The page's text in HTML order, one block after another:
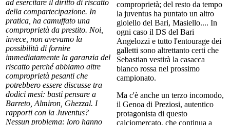
ad esercitare il diritto di riscatto
della compartecipazione. In
pratica, ha camuffato una
comproprietà da prestito. Noi,
invece, non avevamo la
possibilità di fornire
immediatamente la garanzia del
riscatto perché abbiamo altre
comproprietà pesanti che
potrebbero essere discusse tra
dodici mesi: basti pensare a
Barreto, Almiron, Ghezzal. I
rapporti con la Juventus?
Nessun problema: loro hanno
comproprietà; del resto da tempo
la juventus ha puntato un altro
gioiello del Bari, Masiello.... In
ogni caso il DS del Bari
Angelozzi e tutto l'entourage dei
galletti sono altrettanto certi che
Sebastian vestirà la casacca
bianco rossa nel prossimo
campionato.
Ma c'è anche un terzo incomodo,
il Genoa di Preziosi, autentico
protagonista di questo
calciomercato, che continua a